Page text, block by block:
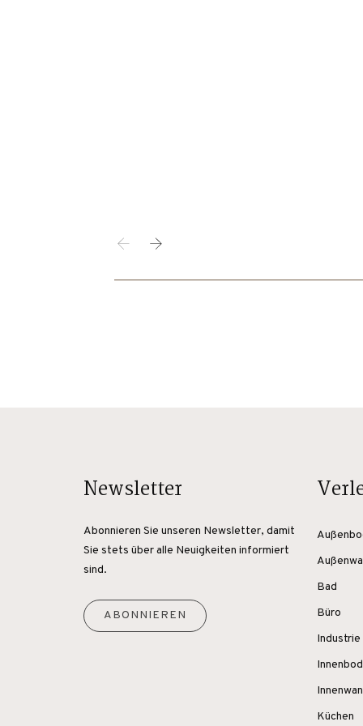
Newsletter
Abonnieren Sie unseren Newsletter, damit
Sie stets über alle Neuigkeiten informiert
sind.
ABONNIEREN
Bad
Büro
Industrie
Küchen